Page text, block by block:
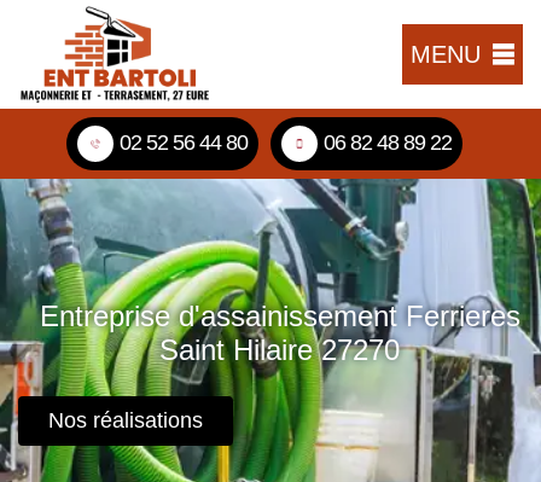
MENU
02 52 56 44 80 06 82 48 89 22
Entreprise d'assainissement Ferrieres
Saint Hilaire 27270
Nos réalisations